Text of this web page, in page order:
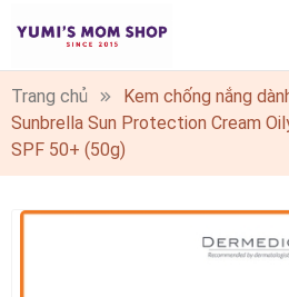
0
Trang chủ
Kem chống nắng
Sunbrella Sun Protection Cream
SPF 50+ (50g)